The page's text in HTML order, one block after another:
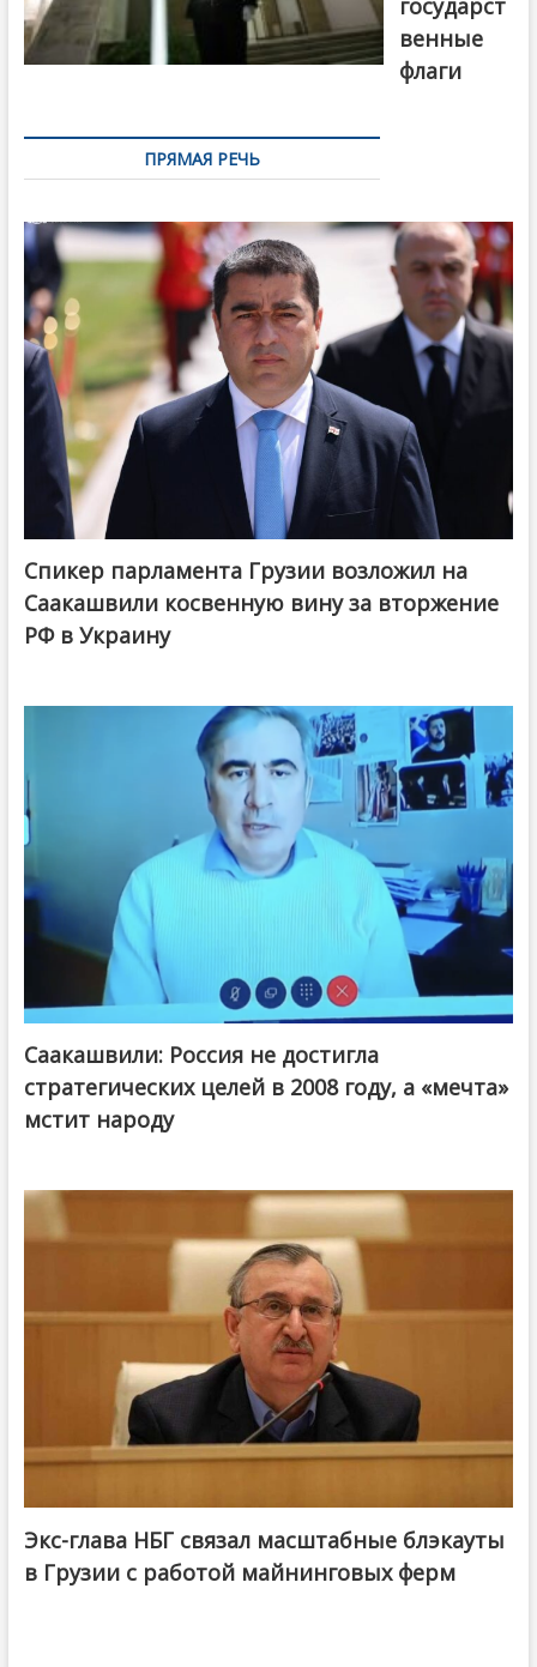
венные
флаги
ПРЯМАЯ РЕЧЬ
Спикер парламента Грузии возложил на
Саакашвили косвенную вину за вторжение
РФ в Украину
Саакашвили: Россия не достигла
стратегических целей в 2008 году, а «мечта»
мстит народу
Экс-глава НБГ связал масштабные блэкауты
в Грузии с работой майнинговых ферм